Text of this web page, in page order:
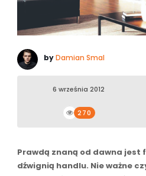
byDamian Smal
6 września 2012
270
Prawdą znaną od dawna jest
dźwignią handlu. Nie ważne